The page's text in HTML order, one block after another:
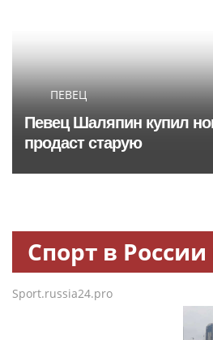
ПЕВЕЦ
Певец Шаляпин купил
продаст старую
Спорт в
Sport.russia24.pro